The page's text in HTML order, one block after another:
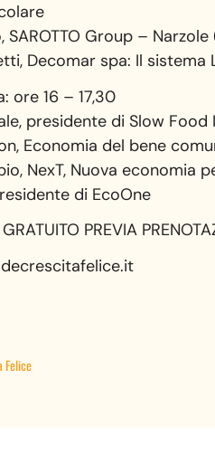
SAROTTO Group –
Decomar spa: Il
ore 16 – 17,30
presidente di Slow Food
Economia del bene
NexT, Nuova economia
di EcoOne
GRATUITO PREVIA
Felice